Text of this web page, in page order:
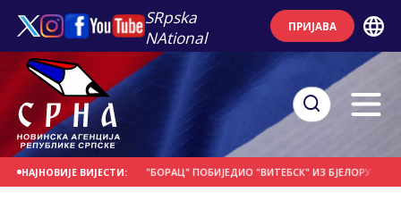
SRpska
NAtional
ПРИЈАВА
НАЈНОВИЈЕ ВИЈЕСТИ:
НА ДАНАШЊИ ДАН "БОРАЦ" ПОБИЈЕДИО "ВИТЕБСК" ИЗ БЈЕЛОРУСИЈЕ